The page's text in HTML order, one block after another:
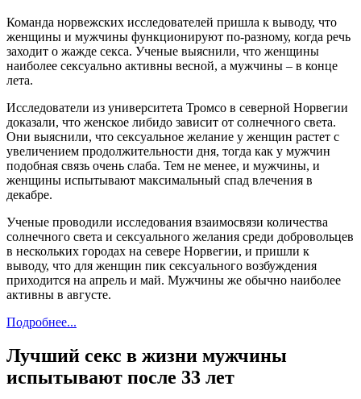
Команда норвежских исследователей пришла к выводу, что
женщины и мужчины функционируют по-разному, когда речь
заходит о жажде секса. Ученые выяснили, что женщины
наиболее сексуально активны весной, а мужчины – в конце
лета.
Исследователи из университета Тромсо в северной Норвегии
доказали, что женское либидо зависит от солнечного света.
Они выяснили, что сексуальное желание у женщин растет с
увеличением продолжительности дня, тогда как у мужчин
подобная связь очень слаба. Тем не менее, и мужчины, и
женщины испытывают максимальный спад влечения в
декабре.
Ученые проводили исследования взаимосвязи количества
солнечного света и сексуального желания среди добровольцев
в нескольких городах на севере Норвегии, и пришли к
выводу, что для женщин пик сексуального возбуждения
приходится на апрель и май. Мужчины же обычно наиболее
активны в августе.
Подробнее...
Лучший секс в жизни мужчины
испытывают после 33 лет